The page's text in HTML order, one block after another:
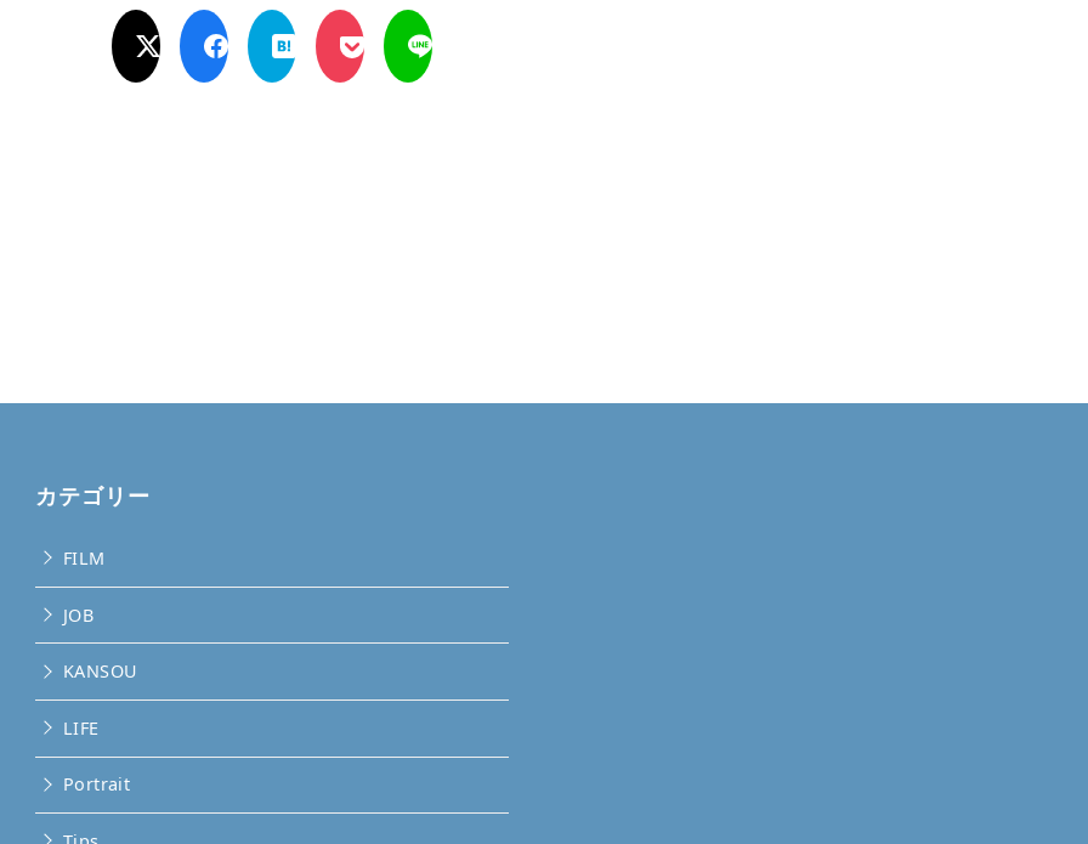
カテゴリー
FILM
JOB
KANSOU
LIFE
Portrait